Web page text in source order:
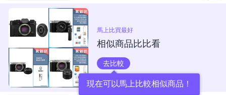
馬上比買最好
相似商品比比看
去比較
現在可以馬上比較相似商品！